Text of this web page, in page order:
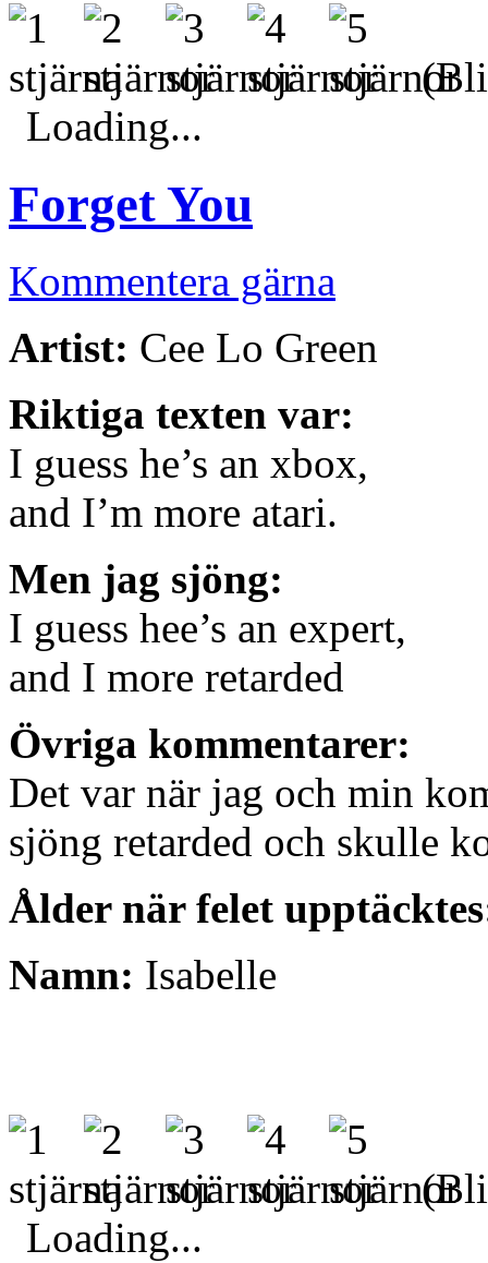
(Bli
Loading...
Forget You
Kommentera gärna
Artist: Cee Lo Green
Riktiga texten var:
I guess he’s an xbox,
and I’m more atari.
Men jag sjöng:
I guess hee’s an expert,
and I more retarded
Övriga kommentarer:
Det var när jag och min
sjöng retarded och skulle
Ålder när felet
Namn: Isabelle
(Bli
Loading...